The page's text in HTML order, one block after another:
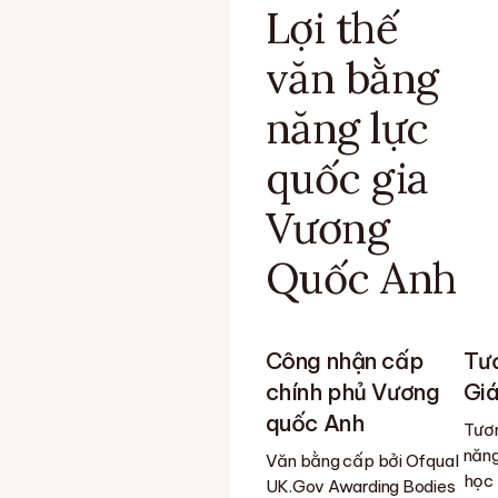
Lợi thế
văn bằng
năng lực
quốc gia
Vương
Quốc Anh
Công nhận cấp
chính phủ Vương
quốc Anh
Văn bằng cấp bởi Ofqual
UK.Gov Awarding Bodies học